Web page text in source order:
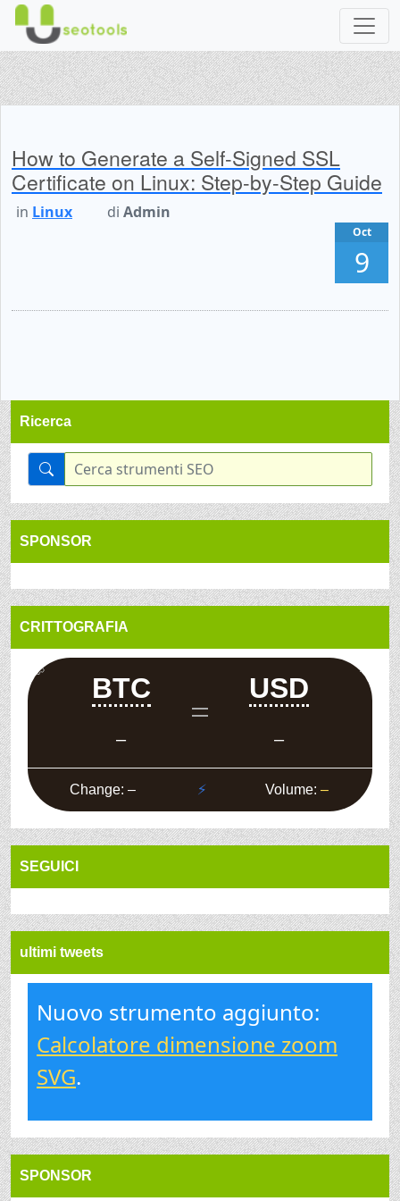
How to Generate a Self-Signed SSL
Certificate on Linux: Step-by-Step Guide
in Linux di Admin
Oct
9
Ricerca
SPONSOR
CRITTOGRAFIA
SEGUICI
ultimi tweets
Nuovo strumento aggiunto:
Calcolatore dimensione zoom
SVG.
SPONSOR